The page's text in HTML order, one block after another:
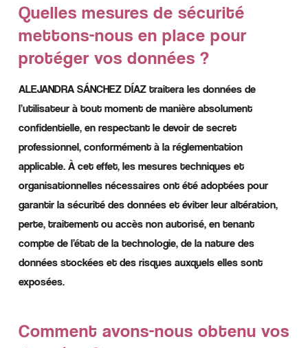
Quelles mesures de sécurité
mettons-nous en place pour
protéger vos données ?
ALEJANDRA SÁNCHEZ DÍAZ traitera les données de
l’utilisateur à tout moment de manière absolument
confidentielle, en respectant le devoir de secret
professionnel, conformément à la réglementation
applicable. À cet effet, les mesures techniques et
organisationnelles nécessaires ont été adoptées pour
garantir la sécurité des données et éviter leur altération,
perte, traitement ou accès non autorisé, en tenant
compte de l’état de la technologie, de la nature des
données stockées et des risques auxquels elles sont
exposées.
Comment avons-nous obtenu vos